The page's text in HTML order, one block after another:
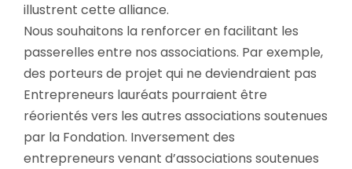
illustrent cette alliance.
Nous souhaitons la renforcer en facilitant les
passerelles entre nos associations. Par exemple,
des porteurs de projet qui ne deviendraient pas
Entrepreneurs lauréats pourraient être
réorientés vers les autres associations soutenues
par la Fondation. Inversement des
entrepreneurs venant d’associations soutenues